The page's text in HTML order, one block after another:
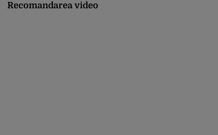
Recomandarea video